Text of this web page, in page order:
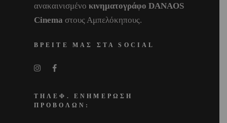
ανακαινισμένο κινηματογράφο DANAOS
Cinema στους Αμπελόκηπους.
ΒΡΕΙΤΕ ΜΑΣ ΣΤΑ SOCIAL
ΤΗΛΕΦ. ΕΝΗΜΕΡΩΣΗ
ΠΡΟΒΟΛΩΝ: